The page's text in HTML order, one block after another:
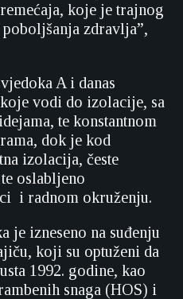
koje je trajnog
zdravlja”,
A i danas
vodi do izolacije, sa
te konstantnom
dok je kod
izolacija, česte
oslabljeno
i radnom okruženju.
je izneseno na suđenju
koji su optuženi da
1992. godine, kao
snaga (HOS) i